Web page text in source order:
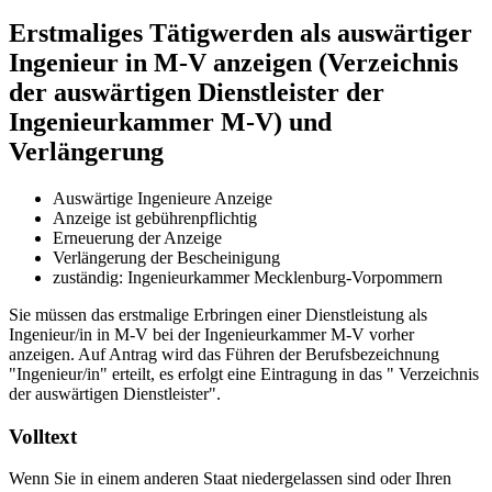
Erstmaliges Tätigwerden als auswärtiger
Ingenieur in M-V anzeigen (Verzeichnis
der auswärtigen Dienstleister der
Ingenieurkammer M-V) und
Verlängerung
Auswärtige Ingenieure Anzeige
Anzeige ist gebührenpflichtig
Erneuerung der Anzeige
Verlängerung der Bescheinigung
zuständig: Ingenieurkammer Mecklenburg-Vorpommern
Sie müssen das erstmalige Erbringen einer Dienstleistung als
Ingenieur/in in M-V bei der Ingenieurkammer M-V vorher
anzeigen. Auf Antrag wird das Führen der Berufsbezeichnung
"Ingenieur/in" erteilt, es erfolgt eine Eintragung in das " Verzeichnis
der auswärtigen Dienstleister".
Volltext
Wenn Sie in einem anderen Staat niedergelassen sind oder Ihren